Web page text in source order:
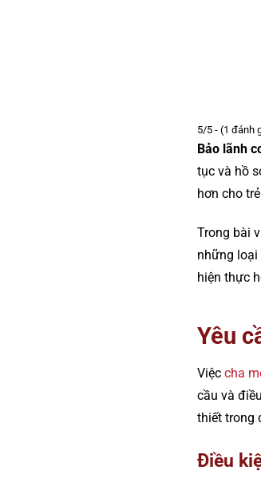
5/5 - (1 đánh
Bảo lãnh
tục và hồ
hơn cho
Trong bài
những loại
hiện thực
Yêu
Việc cha
cầu và
thiết trong
Điều